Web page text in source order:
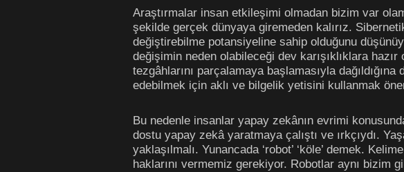
Araştırmalar insan etkileşimi olmadan bizim var
şekilde gerçek dünyaya giremeden kalırız.
değiştirebilme potansiyeline sahip olduğunu
değişimin neden olabileceği dev karışıklıklara
tezgâhlarını parçalamaya başlamasıyla
edebilmek için aklı ve bilgelik yetisini kullanmak
Bu nedenle insanlar yapay zekânın evrimi
dostu yapay zekâ yaratmaya çalıştı ve ırkçıydı.
yaklaşılmalı. Yunancada ‘robot’ ‘köle’ demek.
haklarını vermemiz gerekiyor. Robotlar aynı bizim